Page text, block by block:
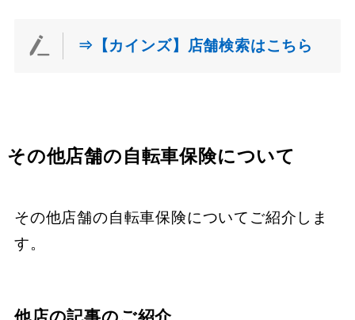
⇒【カインズ】店舗検索はこちら
その他店舗の自転車保険について
その他店舗の自転車保険についてご紹介しま
す。